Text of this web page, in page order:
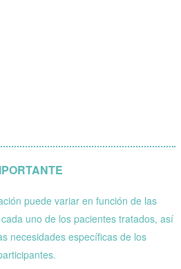
puede variar en función de las
uno de los pacientes tratados, así
necesidades específicas de los